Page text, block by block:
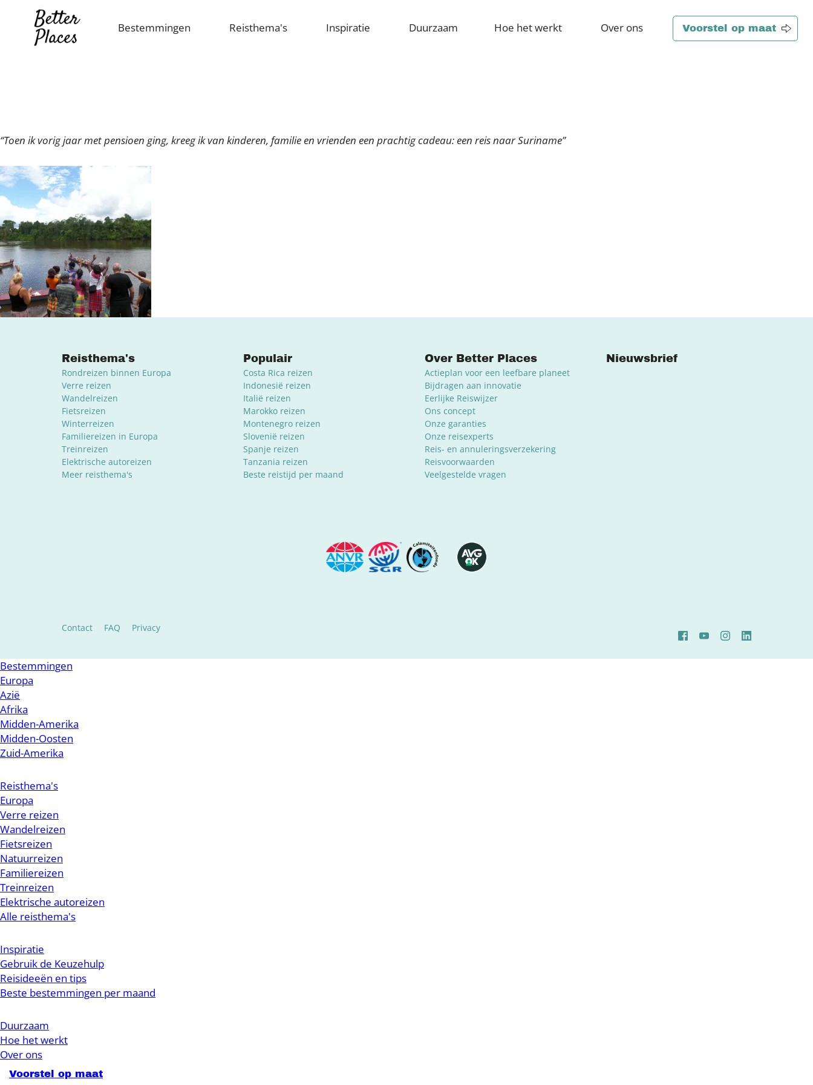
Overslaan
Bestemmingen Reisthema's Inspiratie Duurzaam Hoe het werkt Over ons Voorstel op maat
“Toen ik vorig jaar met pensioen ging, kreeg ik van kinderen, familie en vrienden een prachtig cadeau: een reis naar Suriname”
Reisthema's
Rondreizen binnen Europa
Verre reizen
Wandelreizen
Fietsreizen
Winterreizen
Familiereizen in Europa
Treinreizen
Elektrische autoreizen
Meer reisthema's
Populair
Costa Rica reizen
Indonesië reizen
Italië reizen
Marokko reizen
Montenegro reizen
Slovenië reizen
Spanje reizen
Tanzania reizen
Beste reistijd per maand
Over Better Places
Actieplan voor een leefbare planeet
Bijdragen aan innovatie
Eerlijke Reiswijzer
Ons concept
Onze garanties
Onze reisexperts
Reis- en annuleringsverzekering
Reisvoorwaarden
Veelgestelde vragen
Nieuwsbrief
Contact FAQ Privacy
Bestemmingen
Europa
Azië
Afrika
Midden-Amerika
Midden-Oosten
Zuid-Amerika
Reisthema's
Europa
Verre reizen
Wandelreizen
Fietsreizen
Natuurreizen
Familiereizen
Treinreizen
Elektrische autoreizen
Alle reisthema's
Inspiratie
Gebruik de Keuzehulp
Reisideeën en tips
Beste bestemmingen per maand
Duurzaam
Hoe het werkt
Over ons
Voorstel op maat